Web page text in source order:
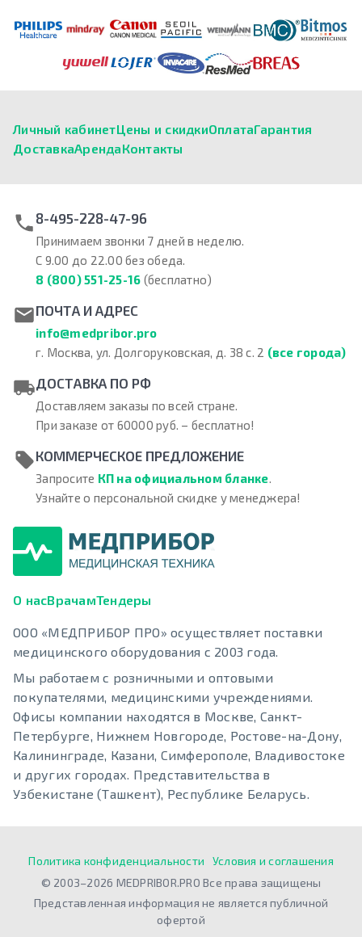
Личный кабинетЦены и скидкиОплатаГарантия
ДоставкаАрендаКонтакты
8-495-228-47-96
Принимаем звонки 7 дней в неделю.
С 9.00 до 22.00 без обеда.
8 (800) 551-25-16 (бесплатно)
ПОЧТА И АДРЕС
info@medpribor.pro
г. Москва, ул. Долгоруковская, д. 38 с. 2 (все города)
ДОСТАВКА ПО РФ
Доставляем заказы по всей стране.
При заказе от 60000 руб. – бесплатно!
КОММЕРЧЕСКОЕ ПРЕДЛОЖЕНИЕ
Запросите КП на официальном бланке.
Узнайте о персональной скидке у менеджера!
О насВрачамТендеры
ООО «МЕДПРИБОР ПРО» осуществляет поставки
медицинского оборудования с 2003 года.
Мы работаем с розничными и оптовыми
покупателями, медицинскими учреждениями.
Офисы компании находятся в Москве, Санкт-
Петербурге, Нижнем Новгороде, Ростове-на-Дону,
Калининграде, Казани, Симферополе, Владивостоке
и других городах. Представительства в
Узбекистане (Ташкент), Республике Беларусь.
Политика конфиденциальности
Условия и соглашения
© 2003–2026 MEDPRIBOR.PRO Все права защищены
Представленная информация не является публичной
офертой